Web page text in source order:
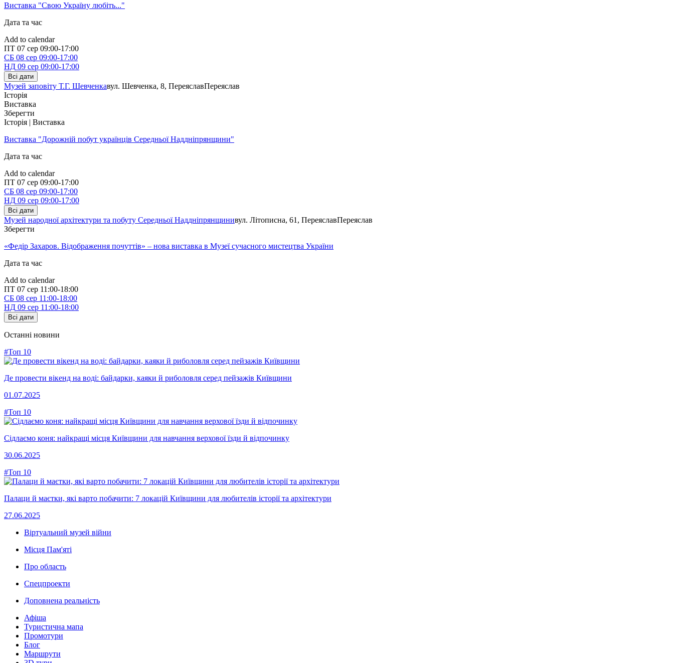
Виставка "Свою Україну любіть..."
Дата та час
Add to calendar
ПТ 07 сер 09:00-17:00
СБ 08 сер 09:00-17:00
НД 09 сер 09:00-17:00
Всі дати
Музей заповіту Т.Г. Шевченкавул. Шевченка, 8, ПереяславПереяслав
Історія
Виставка
Зберегти
Історія | Виставка
Виставка "Дорожній побут українців Середньої Наддніпрянщини"
Дата та час
Add to calendar
ПТ 07 сер 09:00-17:00
СБ 08 сер 09:00-17:00
НД 09 сер 09:00-17:00
Всі дати
Музей народної архітектури та побуту Середньої Наддніпрянщинивул. Літописна, 61, ПереяславПереяслав
Зберегти
«Федір Захаров. Відображення почуттів» – нова виставка в Музеї сучасного мистецтва України
Дата та час
Add to calendar
ПТ 07 сер 11:00-18:00
СБ 08 сер 11:00-18:00
НД 09 сер 11:00-18:00
Всі дати
Останні новини
#Топ 10
Де провести вікенд на воді: байдарки, каяки й риболовля серед пейзажів Київщини
01.07.2025
#Топ 10
Сідлаємо коня: найкращі місця Київщини для навчання верхової їзди й відпочинку
30.06.2025
#Топ 10
Палаци й маєтки, які варто побачити: 7 локацій Київщини для любителів історії та архітектури
27.06.2025
Віртуальний музей війни
Місця Пам'яті
Про область
Спецпроекти
Доповнена реальність
Афіша
Туристична мапа
Промотури
Блог
Маршрути